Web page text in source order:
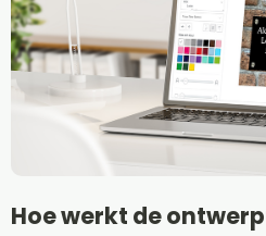
Hoe werkt de